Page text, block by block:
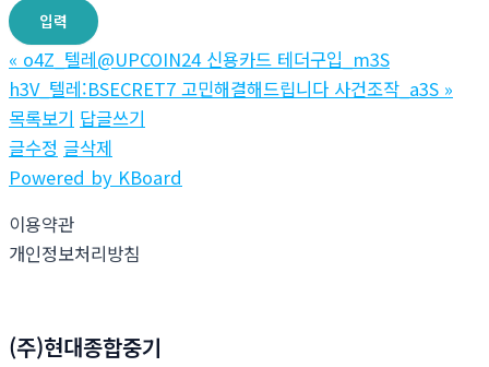
« o4Z_텔레@UPCOIN24 신용카드 테더구입_m3S
h3V_텔레:BSECRET7 고민해결해드립니다 사건조작_a3S »
목록보기 답글쓰기
글수정 글삭제
Powered by KBoard
이용약관
개인정보처리방침
(주)현대종합중기